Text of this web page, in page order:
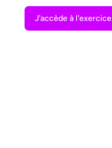
J'accède à l'exercice